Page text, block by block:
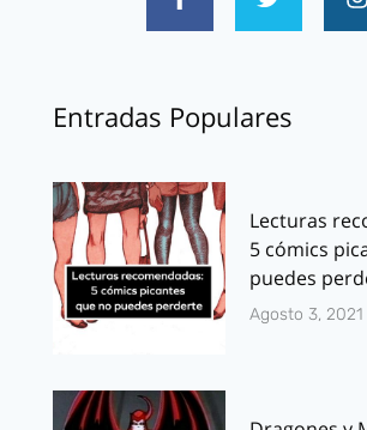
Entradas Populares
Lecturas
5 cómics
puedes
Agosto 3, 2021